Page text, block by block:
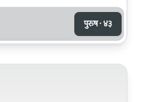
पुरुष · ४३